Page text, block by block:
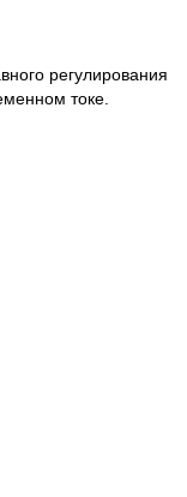
регулирования
токе.